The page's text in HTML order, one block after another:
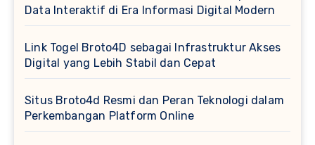
Data Interaktif di Era Informasi Digital Modern
Link Togel Broto4D sebagai Infrastruktur Akses
Digital yang Lebih Stabil dan Cepat
Situs Broto4d Resmi dan Peran Teknologi dalam
Perkembangan Platform Online